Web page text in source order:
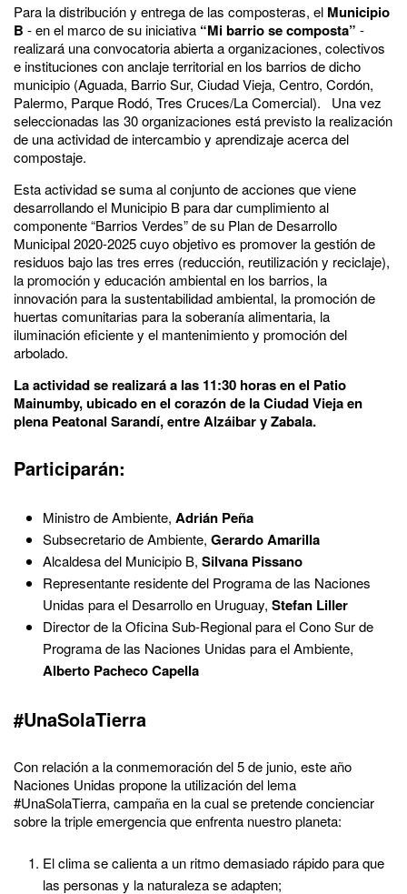
Para la distribución y entrega de las composteras, el Municipio
B - en el marco de su iniciativa “Mi barrio se composta” -
realizará una convocatoria abierta a organizaciones, colectivos
e instituciones con anclaje territorial en los barrios de dicho
municipio (Aguada, Barrio Sur, Ciudad Vieja, Centro, Cordón,
Palermo, Parque Rodó, Tres Cruces/La Comercial). Una vez
seleccionadas las 30 organizaciones está previsto la realización
de una actividad de intercambio y aprendizaje acerca del
compostaje.
Esta actividad se suma al conjunto de acciones que viene
desarrollando el Municipio B para dar cumplimiento al
componente “Barrios Verdes” de su Plan de Desarrollo
Municipal 2020-2025 cuyo objetivo es promover la gestión de
residuos bajo las tres erres (reducción, reutilización y reciclaje),
la promoción y educación ambiental en los barrios, la
innovación para la sustentabilidad ambiental, la promoción de
huertas comunitarias para la soberanía alimentaria, la
iluminación eficiente y el mantenimiento y promoción del
arbolado.
La actividad se realizará a las 11:30 horas en el Patio
Mainumby, ubicado en el corazón de la Ciudad Vieja en
plena Peatonal Sarandí, entre Alzáibar y Zabala.
Participarán:
Ministro de Ambiente, Adrián Peña
Subsecretario de Ambiente, Gerardo Amarilla
Alcaldesa del Municipio B, Silvana Pissano
Representante residente del Programa de las Naciones
Unidas para el Desarrollo en Uruguay, Stefan Liller
Director de la Oficina Sub-Regional para el Cono Sur de
Programa de las Naciones Unidas para el Ambiente,
Alberto Pacheco Capella
#UnaSolaTierra
Con relación a la conmemoración del 5 de junio, este año
Naciones Unidas propone la utilización del lema
#UnaSolaTierra, campaña en la cual se pretende concienciar
sobre la triple emergencia que enfrenta nuestro planeta:
El clima se calienta a un ritmo demasiado rápido para que
las personas y la naturaleza se adapten;